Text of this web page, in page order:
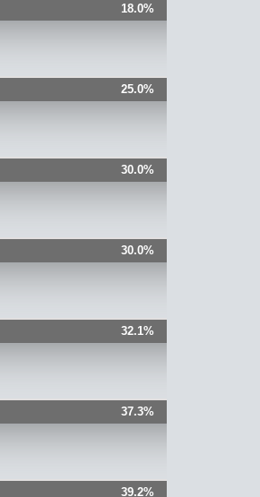
18.0%
25.0%
30.0%
30.0%
32.1%
37.3%
39.2%